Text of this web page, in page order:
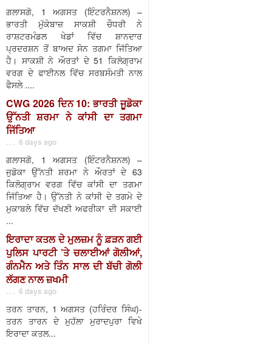
ਗਲਾਸਗੋ, 1 ਅਗਸਤ (ਇੰਟਰਨੈਸ਼ਨਲ) –
ਭਾਰਤੀ ਮੁੱਕੇਬਾਜ਼ ਸਾਕਸ਼ੀ ਚੌਧਰੀ ਨੇ
ਰਾਸ਼ਟਰਮੰਡਲ ਖੇਡਾਂ ਵਿੱਚ ਸ਼ਾਨਦਾਰ
ਪ੍ਰਦਰਸ਼ਨ ਤੋਂ ਬਾਅਦ ਸੋਨ ਤਗਮਾ ਜਿੱਤਿਆ
ਹੈ। ਸਾਕਸ਼ੀ ਨੇ ਔਰਤਾਂ ਦੇ 51 ਕਿਲੋਗ੍ਰਾਮ
ਵਰਗ ਦੇ ਫਾਈਨਲ ਵਿੱਚ ਸਰਬਸੰਮਤੀ ਨਾਲ
ਫੈਸਲੇ ....
CWG 2026 ਦਿਨ 10: ਭਾਰਤੀ ਜੂਡੋਕਾ
ਉੱਨਤੀ ਸ਼ਰਮਾ ਨੇ ਕਾਂਸੀ ਦਾ ਤਗਮਾ
ਜਿੱਤਿਆ
. . . 6 days ago
ਗਲਾਸਗੋ, 1 ਅਗਸਤ (ਇੰਟਰਨੈਸ਼ਨਲ) –
ਜੁਡੋਕਾ ਉੱਨਤੀ ਸ਼ਰਮਾ ਨੇ ਔਰਤਾਂ ਦੇ 63
ਕਿਲੋਗ੍ਰਾਮ ਵਰਗ ਵਿੱਚ ਕਾਂਸੀ ਦਾ ਤਗਮਾ
ਜਿੱਤਿਆ ਹੈ। ਉੱਨਤੀ ਨੇ ਕਾਂਸੀ ਦੇ ਤਗਮੇ ਦੇ
ਮੁਕਾਬਲੇ ਵਿੱਚ ਦੱਖਣੀ ਅਫਰੀਕਾ ਦੀ ਸਕਾਈ
...
ਇਰਾਦਾ ਕਤਲ ਦੇ ਮੁਲਜ਼ਮ ਨੂੰ ਫ਼ੜਨ ਗਈ
ਪੁਲਿਸ ਪਾਰਟੀ ’ਤੇ ਚਲਾਈਆਂ ਗੋਲੀਆਂ,
ਗੰਨਮੈਨ ਅਤੇ ਤਿੰਨ ਸਾਲ ਦੀ ਬੱਚੀ ਗੋਲੀ
ਲੱਗਣ ਨਾਲ ਜ਼ਖਮੀ
. . . 6 days ago
ਤਰਨ ਤਾਰਨ, 1 ਅਗਸਤ (ਹਰਿੰਦਰ ਸਿੰਘ)-
ਤਰਨ ਤਾਰਨ ਦੇ ਮੁਹੱਲਾ ਮੁਰਾਦਪੁਰਾ ਵਿਖੇ
ਇਰਾਦਾ ਕਤਲ...